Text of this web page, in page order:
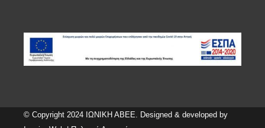
© Copyright 2024 ΙΩΝΙΚΗ ΑΒΕΕ. Designed & developed by